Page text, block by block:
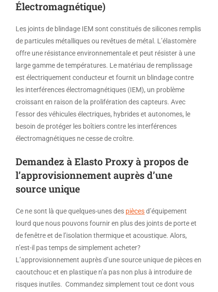
Électromagnétique)
Les joints de blindage IEM sont constitués de silicones remplis
de particules métalliques ou revêtues de métal. L’élastomère
offre une résistance environnementale et peut résister à une
large gamme de températures. Le matériau de remplissage
est électriquement conducteur et fournit un blindage contre
les interférences électromagnétiques (IEM), un problème
croissant en raison de la prolifération des capteurs. Avec
l’essor des véhicules électriques, hybrides et autonomes, le
besoin de protéger les boîtiers contre les interférences
électromagnétiques ne cesse de croître.
Demandez à Elasto Proxy à propos de
l’approvisionnement auprès d’une
source unique
Ce ne sont là que quelques-unes des piècesd’équipement
lourd que nous pouvons fournir en plus des joints de porte et
de fenêtre et de l’isolation thermique et acoustique. Alors,
n’est-il pas temps de simplement acheter?
L’approvisionnement auprès d’une source unique de pièces en
caoutchouc et en plastique n’a pas non plus à introduire de
risques inutiles. Commandez simplement tout ce dont vous